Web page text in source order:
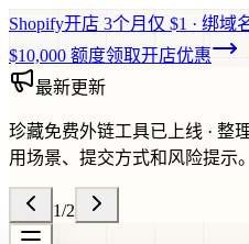
Shopify开店 3个月仅 $1 · 绑域
$10,000 额度领取开店优惠
最新更新
珍藏免费外链工具已上线 · 整
用场景、提交方式和风险提示。
1/2